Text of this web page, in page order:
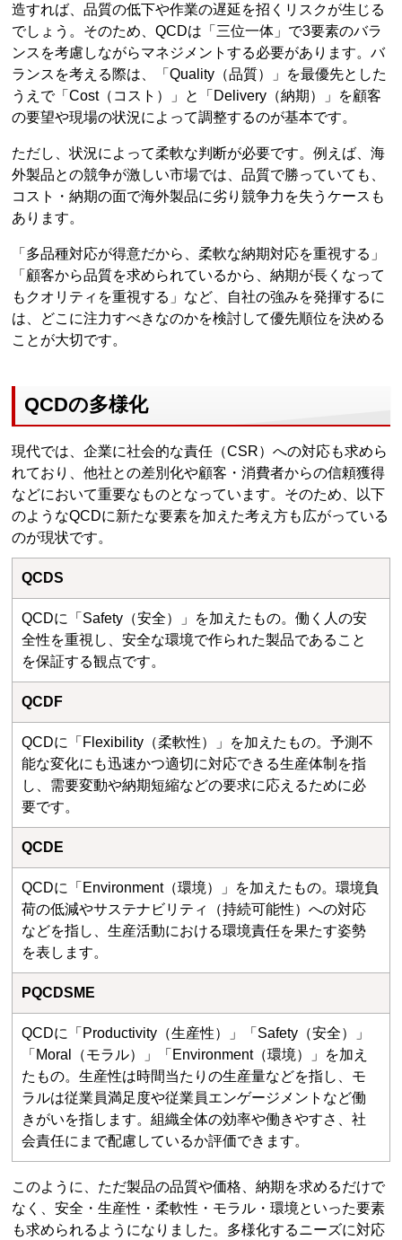
造すれば、品質の低下や作業の遅延を招くリスクが生じる
でしょう。そのため、QCDは「三位一体」で3要素のバラ
ンスを考慮しながらマネジメントする必要があります。バ
ランスを考える際は、「Quality（品質）」を最優先とした
うえで「Cost（コスト）」と「Delivery（納期）」を顧客
の要望や現場の状況によって調整するのが基本です。
ただし、状況によって柔軟な判断が必要です。例えば、海
外製品との競争が激しい市場では、品質で勝っていても、
コスト・納期の面で海外製品に劣り競争力を失うケースも
あります。
「多品種対応が得意だから、柔軟な納期対応を重視する」
「顧客から品質を求められているから、納期が長くなって
もクオリティを重視する」など、自社の強みを発揮するに
は、どこに注力すべきなのかを検討して優先順位を決める
ことが大切です。
QCDの多様化
現代では、企業に社会的な責任（CSR）への対応も求めら
れており、他社との差別化や顧客・消費者からの信頼獲得
などにおいて重要なものとなっています。そのため、以下
のようなQCDに新たな要素を加えた考え方も広がっている
のが現状です。
QCDS
QCDに「Safety（安全）」を加えたもの。働く人の安
全性を重視し、安全な環境で作られた製品であること
を保証する観点です。
QCDF
QCDに「Flexibility（柔軟性）」を加えたもの。予測不
能な変化にも迅速かつ適切に対応できる生産体制を指
し、需要変動や納期短縮などの要求に応えるために必
要です。
QCDE
QCDに「Environment（環境）」を加えたもの。環境負
荷の低減やサステナビリティ（持続可能性）への対応
などを指し、生産活動における環境責任を果たす姿勢
を表します。
PQCDSME
QCDに「Productivity（生産性）」「Safety（安全）」
「Moral（モラル）」「Environment（環境）」を加え
たもの。生産性は時間当たりの生産量などを指し、モ
ラルは従業員満足度や従業員エンゲージメントなど働
きがいを指します。組織全体の効率や働きやすさ、社
会責任にまで配慮しているか評価できます。
このように、ただ製品の品質や価格、納期を求めるだけで
なく、安全・生産性・柔軟性・モラル・環境といった要素
も求められるようになりました。多様化するニーズに対応